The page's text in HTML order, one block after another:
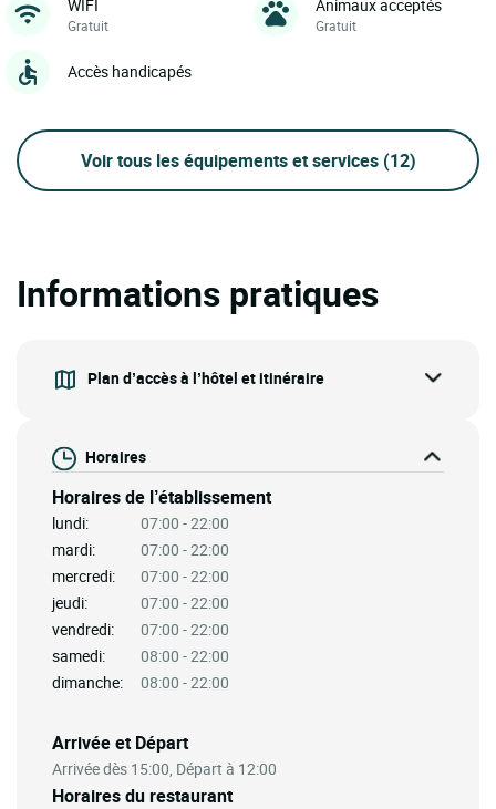
WIFI
Gratuit
Animaux acceptés
Gratuit
Accès handicapés
Voir tous les équipements et services (12)
Informations pratiques
Plan d’accès à l’hôtel et itinéraire
Horaires
Horaires de l’établissement
lundi:
07:00 - 22:00
mardi:
07:00 - 22:00
mercredi:
07:00 - 22:00
jeudi:
07:00 - 22:00
vendredi:
07:00 - 22:00
samedi:
08:00 - 22:00
dimanche:
08:00 - 22:00
Arrivée et Départ
Arrivée dès 15:00, Départ à 12:00
Horaires du restaurant